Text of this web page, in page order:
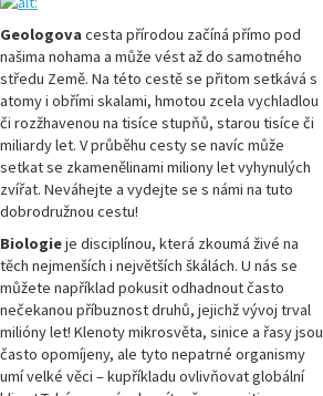
Geologovacesta přírodou začíná přímo pod
našima nohama a může vést až do samotného
středu Země. Na této cestě se přitom setkává s
atomy i obřími skalami, hmotou zcela vychladlou
či rozžhavenou na tisíce stupňů, starou tisíce či
miliardy let. V průběhu cesty se navíc může
setkat se zkamenělinami miliony let vyhynulých
zvířat. Neváhejte a vydejte se s námi na tuto
dobrodružnou cestu!
Biologieje disciplínou, která zkoumá živé na
těch nejmenších i největších škálách. U nás se
můžete například pokusit odhadnout často
nečekanou příbuznost druhů, jejichž vývoj trval
milióny let! Klenoty mikrosvěta, sinice a řasy jsou
často opomíjeny, ale tyto nepatrné organismy
umí velké věci – kupříkladu ovlivňovat globální